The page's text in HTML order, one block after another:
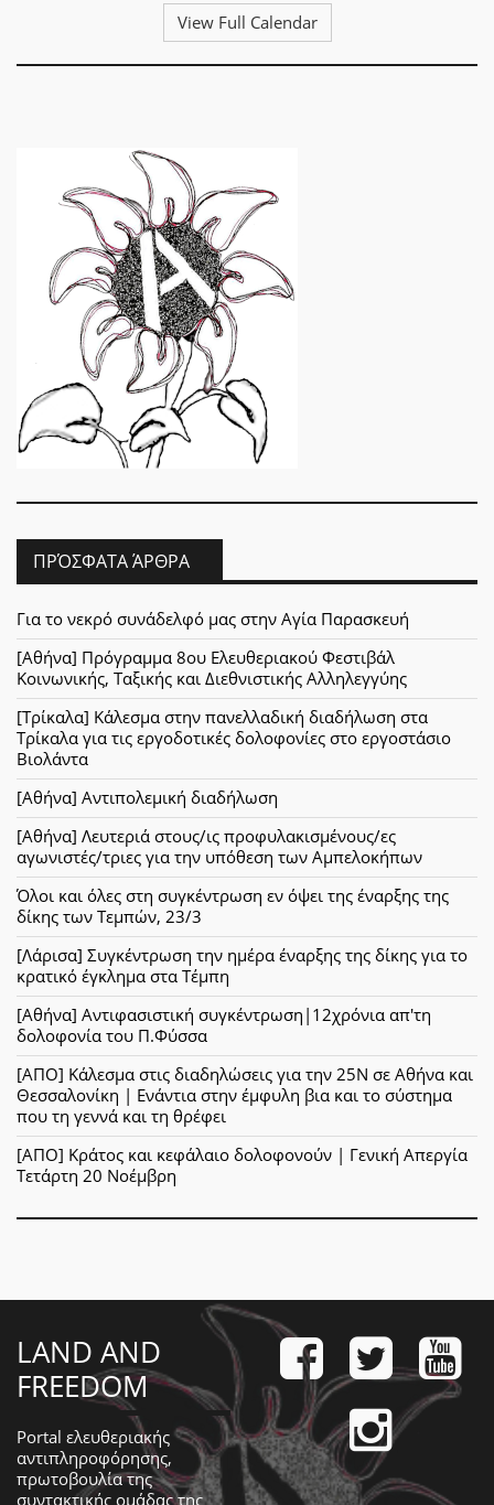
View Full Calendar
ΠΡΌΣΦΑΤΑ ΆΡΘΡΑ
Για το νεκρό συνάδελφό μας στην Αγία Παρασκευή
[Αθήνα] Πρόγραμμα 8ου Ελευθεριακού Φεστιβάλ
Κοινωνικής, Ταξικής και Διεθνιστικής Αλληλεγγύης
[Τρίκαλα] Κάλεσμα στην πανελλαδική διαδήλωση στα
Τρίκαλα για τις εργοδοτικές δολοφονίες στο εργοστάσιο
Βιολάντα
[Αθήνα] Αντιπολεμική διαδήλωση
[Αθήνα] Λευτεριά στους/ις προφυλακισμένους/ες
αγωνιστές/τριες για την υπόθεση των Αμπελοκήπων
Όλοι και όλες στη συγκέντρωση εν όψει της έναρξης της
δίκης των Τεμπών, 23/3
[Λάρισα] Συγκέντρωση την ημέρα έναρξης της δίκης για το
κρατικό έγκλημα στα Τέμπη
[Αθήνα] Αντιφασιστική συγκέντρωση|12χρόνια απ'τη
δολοφονία του Π.Φύσσα
[ΑΠΟ] Κάλεσμα στις διαδηλώσεις για την 25Ν σε Αθήνα και
Θεσσαλονίκη | Ενάντια στην έμφυλη βια και το σύστημα
που τη γεννά και τη θρέφει
[ΑΠΟ] Κράτος και κεφάλαιο δολοφονούν | Γενική Απεργία
Τετάρτη 20 Νοέμβρη
LAND AND
FREEDOM
Portal ελευθεριακής
αντιπληροφόρησης,
πρωτοβουλία της
συντακτικής ομάδας της